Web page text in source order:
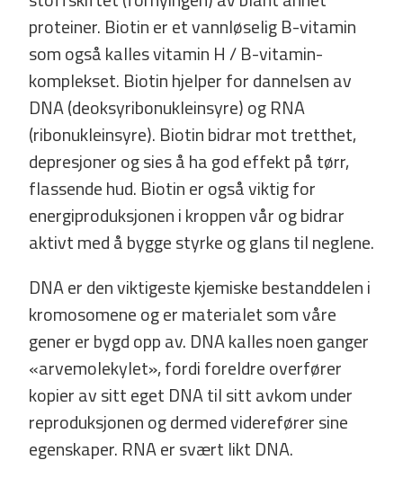
proteiner. Biotin er et vannløselig B­-vitamin
som også kalles vitamin H / B­-vitamin-
komplekset. Biotin hjelper for dannelsen av
DNA (deoksyribonukleinsyre) og RNA
(ribonukleinsyre). Biotin bidrar mot tretthet,
depresjoner og sies å ha god effekt på tørr,
flassende hud. Biotin er også viktig for
energiproduksjonen i kroppen vår og bidrar
aktivt med å bygge styrke og glans til neglene.
DNA er den viktigeste kjemiske bestanddelen i
kromosomene og er materialet som våre
gener er bygd opp av. DNA kalles noen ganger
«arvemolekylet», fordi foreldre overfører
kopier av sitt eget DNA til sitt avkom under
reproduksjonen og dermed viderefører sine
egenskaper. RNA er svært likt DNA.